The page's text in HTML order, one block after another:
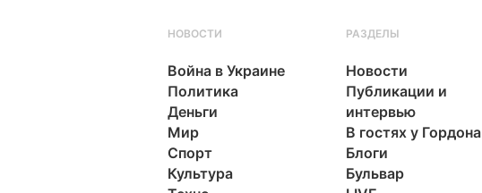
НОВОСТИ
Война в Украине
Политика
Деньги
Мир
Спорт
Культура
РАЗДЕЛЫ
Новости
Публикации и
интервью
В гостях у Гордона
Блоги
Бульвар